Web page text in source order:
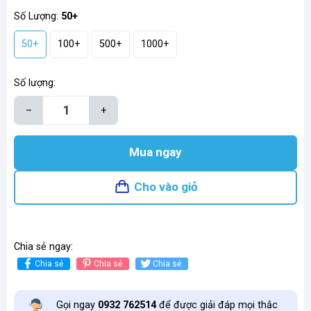
Số Lượng: 50+
50+ 100+ 500+ 1000+
Số lượng:
– +
Mua ngay
Cho vào giỏ
Chia sẻ ngay:
Chia sẻ Chia sẻ Chia sẻ
Gọi ngay 0932 762514để được giải đáp mọi thắc